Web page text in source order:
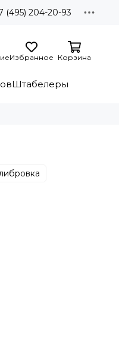
(495) 204-20-93
Избранное Корзина
Штабелеры